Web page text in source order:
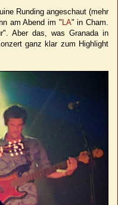
Runding angeschaut (mehr
am Abend im " LA" in Cham.
Aber das, was Granada in
ganz klar zum Highlight